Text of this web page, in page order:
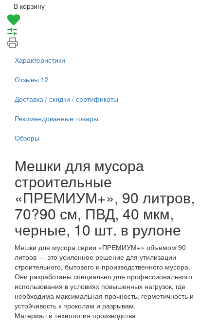
В корзину
Характеристики
Отзывы 12
Доставка / скидки / сертификаты
Рекомендованные товары
Обзоры
Мешки для мусора
строительные
«ПРЕМИУМ+», 90 литров,
70?90 см, ПВД, 40 мкм,
черные, 10 шт. в рулоне
Мешки для мусора серии «ПРЕМИУМ+» объемом 90
литров — это усиленное решение для утилизации
строительного, бытового и производственного мусора.
Они разработаны специально для профессионального
использования в условиях повышенных нагрузок, где
необходима максимальная прочность, герметичность и
устойчивость к проколам и разрывам.
Материал и технология производства